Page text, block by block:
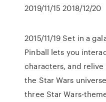
2019/11/15 2018/12/20
2015/11/19 Set in a
Pinball lets you
characters, and
the Star Wars
three Star Wars-